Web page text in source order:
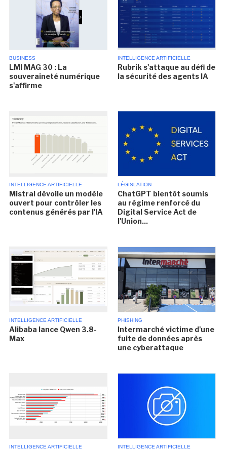
BUSINESS
LMI MAG 30 : La
souveraineté numérique
s'affirme
INTELLIGENCE ARTIFICIELLE
Rubrik s'attaque au défi de
la sécurité des agents IA
INTELLIGENCE ARTIFICIELLE
Mistral dévoile un modèle
ouvert pour contrôler les
contenus générés par l'IA
LÉGISLATION
ChatGPT bientôt soumis
au régime renforcé du
Digital Service Act de
l'Union...
INTELLIGENCE ARTIFICIELLE
Alibaba lance Qwen 3.8-
Max
PHISHING
Intermarché victime d'une
fuite de données après
une cyberattaque
INTELLIGENCE ARTIFICIELLE INTELLIGENCE ARTIFICIELLE